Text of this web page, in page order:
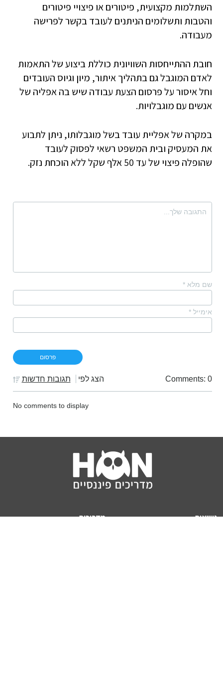
השתלמות מקצועית, פיטורים או פיצויי פיטורים
והטבות ותשלומים הניתנים לעובד בקשר לפרישה
מעבודה.
חובת ההתייחסות השוויונית כוללת ביצוע של התאמות
לאדם המוגבל גם בתהליך איתור, מיון וגיוס העובדים
וחל איסור על פרסום הצעת עבודה שיש בה אפליה של
אנשים עם מוגבלויות.
במקרה של אפליית עובד בשל מוגבלותו, ניתן לתבוע
את המעסיק ובית המשפט רשאי לפסוק לעובד
שהופלה פיצוי של עד 50 אלף שקל ללא הוכחת נזק.
שם מלא *
אימייל *
Comments: 0 הצג לפי תגובות חדשות
No comments to display
נושאים
מדריכים